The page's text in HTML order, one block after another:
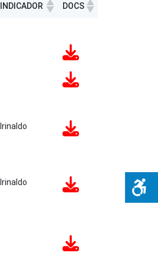
INDICADOR
DOCS
Irinaldo
Irinaldo